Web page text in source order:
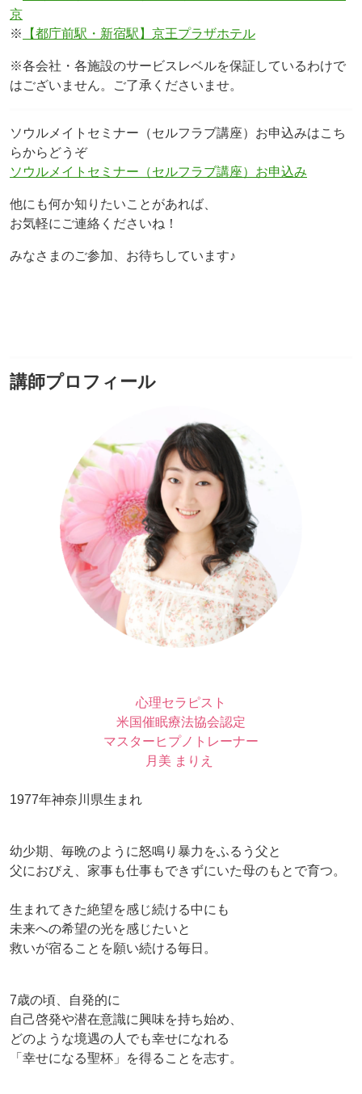
京
※
【都庁前駅・新宿駅】京王プラザホテル
※各会社・各施設のサービスレベルを保証しているわけで
はございません。ご了承くださいませ。
ソウルメイトセミナー（セルフラブ講座）お申込みはこち
らからどうぞ
ソウルメイトセミナー（セルフラブ講座）お申込み
他にも何か知りたいことがあれば、
お気軽にご連絡くださいね！
みなさまのご参加、お待ちしています♪
講師プロフィール
心理セラピスト
米国催眠療法協会認定
マスターヒプノトレーナー
月美 まりえ
1977年神奈川県生まれ
幼少期、毎晩のように怒鳴り暴力をふるう父と
父におびえ、家事も仕事もできずにいた母のもとで育つ。
生まれてきた絶望を感じ続ける中にも
未来への希望の光を感じたいと
救いが宿ることを願い続ける毎日。
7歳の頃、自発的に
自己啓発や潜在意識に興味を持ち始め、
どのような境遇の人でも幸せになれる
「幸せになる聖杯」を得ることを志す。